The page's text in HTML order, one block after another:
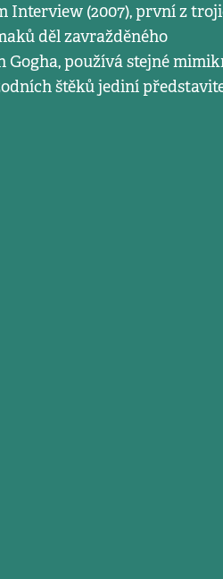
Interview (2007), první z
děl zavražděného
Gogha, používá stejné
štěků jediní